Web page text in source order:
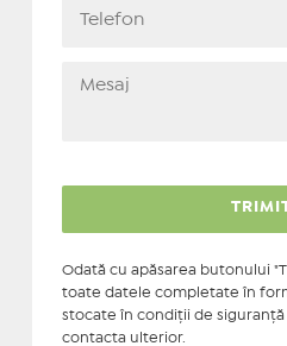
Odată cu apăsarea butonului
toate datele completate în
stocate în condiţii de siguranţă
contacta ulterior.